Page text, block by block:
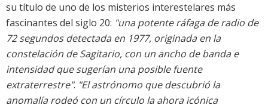
su título de uno de los misterios interestelares más
fascinantes del siglo 20: "una potente ráfaga de radio de
72 segundos detectada en 1977, originada en la
constelación de Sagitario, con un ancho de banda e
intensidad que sugerían una posible fuente
extraterrestre". "El astrónomo que descubrió la
anomalía rodeó con un círculo la ahora icónica